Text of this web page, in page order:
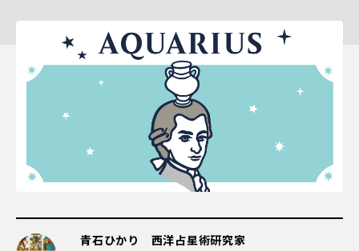
青石ひかり 西洋占星術研究家